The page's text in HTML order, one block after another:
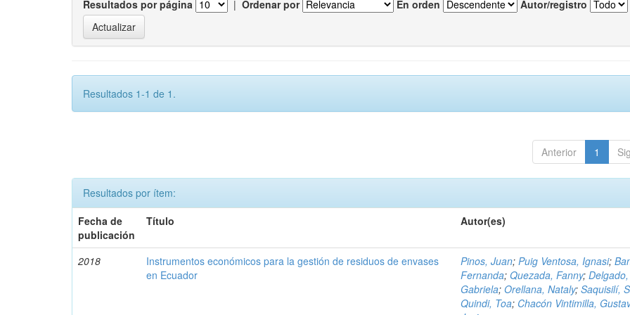
Resultados por página | Ordenar por En orden Autor/registro
Resultados 1-1 de 1.
Anterior 1
Resultados por ítem:
Fecha de
publicación
Título Autor(es)
2018
Instrumentos económicos para la gestión de residuos de envases
en Ecuador
Pinos, Juan;Puig Ventosa, Ignasi;
Fernanda;Quezada, Fanny;Delgado,
Gabriela;Orellana, Nataly;Saquisilí,
Quindi, Toa; Chacón Vintimilla,